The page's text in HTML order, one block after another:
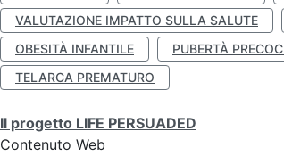
VALUTAZIONE IMPATTO SULLA SALUTE
OBESITÀ INFANTILE
PUBERTÀ
TELARCA PREMATURO
Il progetto LIFE PERSUADED
Contenuto Web